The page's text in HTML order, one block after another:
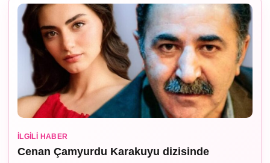
İLGILI HABER
Cenan Çamyurdu Karakuyu dizisinde